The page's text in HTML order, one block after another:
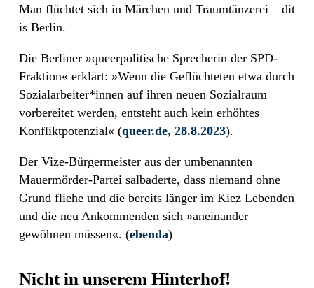
Man flüchtet sich in Märchen und Traumtänzerei – dit
is Berlin.
Die Berliner »queerpolitische Sprecherin der SPD-
Fraktion« erklärt: »Wenn die Geflüchteten etwa durch
Sozialarbeiter*innen auf ihren neuen Sozialraum
vorbereitet werden, entsteht auch kein erhöhtes
Konfliktpotenzial« (queer.de, 28.8.2023).
Der Vize-Bürgermeister aus der umbenannten
Mauermörder-Partei salbaderte, dass niemand ohne
Grund fliehe und die bereits länger im Kiez Lebenden
und die neu Ankommenden sich »aneinander
gewöhnen müssen«. (ebenda)
Nicht in unserem Hinterhof!